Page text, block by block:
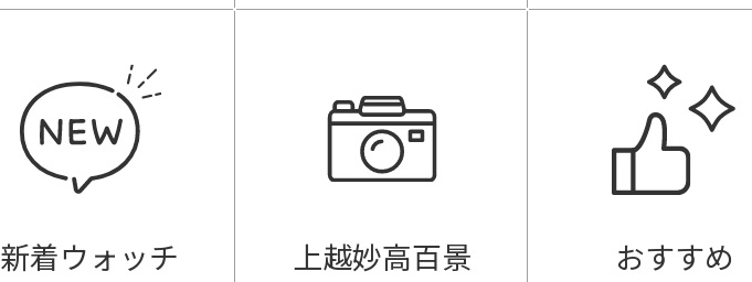
新着ウォッチ 上越妙高百景 おすすめ